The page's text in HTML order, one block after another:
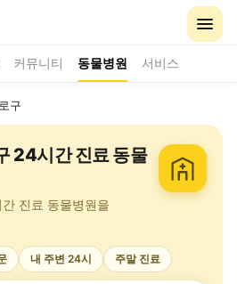
커뮤니티 동물병원 서비스
구
24시간 진료 동물
진료 동물병원을
내 주변 24시 주말 진료